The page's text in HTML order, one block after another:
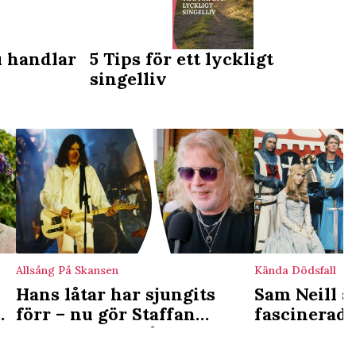
handlar
5 Tips för ett lyckligt
singelliv
Allsång På Skansen
Hans låtar har sjungits
förr – nu gör Staffan
Hellstrand Allsångsdebut
Kända Dödsfall
Sam Neill